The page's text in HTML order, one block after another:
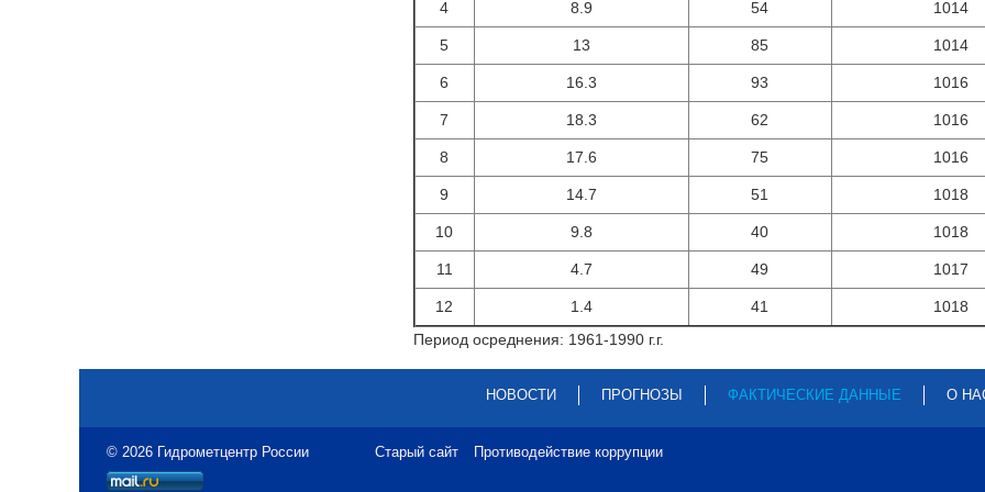
4 8.9 54 1014
5 13 85 1014
6 16.3 93 1016
7 18.3 62 1016
8 17.6 75 1016
9 14.7 51 1018
10 9.8 40 1018
11 4.7 49 1017
12 1.4 41
1018
Период осреднения: 1961-1990 г.г.
НОВОСТИ ПРОГНОЗЫ ФАКТИЧЕСКИЕ ДАННЫЕ О
© 2026 Гидрометцентр России Старый сайт Противодействие коррупции